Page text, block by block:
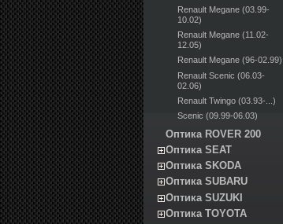
Renault Megane (03.99-
10.02)
Renault Megane (11.02-
12.05)
Renault Megane (96-02.99)
Renault Scenic (06.03-
02.06)
Renault Twingo (03.93-...)
Scenic (09.99-06.03)
Оптика ROVER 200
Оптика SEAT
Оптика SKODA
Оптика SUBARU
Оптика SUZUKI
Оптика TOYOTA